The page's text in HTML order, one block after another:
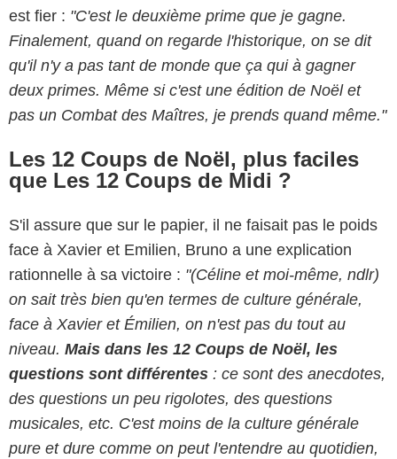
est fier : "C'est le deuxième prime que je gagne.
Finalement, quand on regarde l'historique, on se dit
qu'il n'y a pas tant de monde que ça qui à gagner
deux primes. Même si c'est une édition de Noël et
pas un Combat des Maîtres, je prends quand même."
Les 12 Coups de Noël, plus faciles
que Les 12 Coups de Midi ?
S'il assure que sur le papier, il ne faisait pas le poids
face à Xavier et Emilien, Bruno a une explication
rationnelle à sa victoire : "(Céline et moi-même, ndlr)
on sait très bien qu'en termes de culture générale,
face à Xavier et Émilien, on n'est pas du tout au
niveau. Mais dans les 12 Coups de Noël, les
questions sont différentes : ce sont des anecdotes,
des questions un peu rigolotes, des questions
musicales, etc. C'est moins de la culture générale
pure et dure comme on peut l'entendre au quotidien,